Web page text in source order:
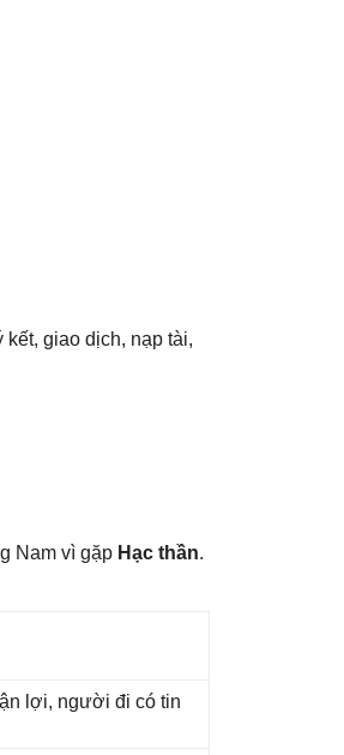
ɡiao dịch, nạp tài,
Nam vì ɡặp Hạc thần.
lợi, người đi có tin